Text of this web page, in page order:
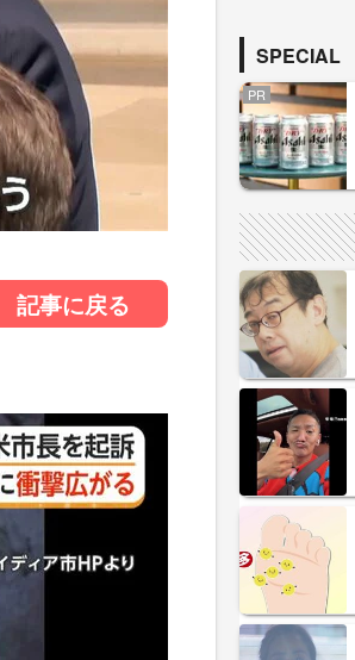
記事に戻る
SPECIAL
PR